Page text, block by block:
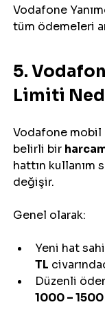
Vodafone
tüm ödemeleri
5.
Limiti
Vodafone mobil
belirli bir
hattın kullanım
değişir.
Genel olarak:
Yeni hat
TL
Düzenli
1000 – 1500